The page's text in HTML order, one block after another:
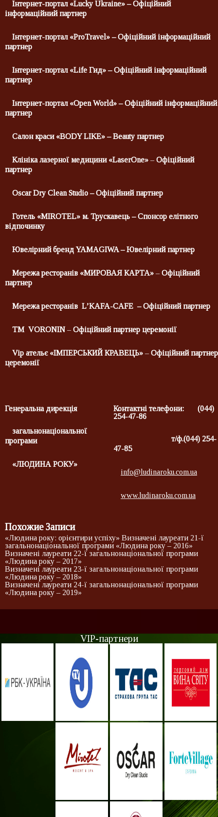
Інтернет-портал «Lucky Ukraine» – Офіційний
інформаційний партнер
Інтернет-портал «ProTravel» – Офіційний інформаційний
партнер
Інтернет-портал «Life Гид» – Офіційний інформаційний
партнер
Інтернет-портал «Open World» – Офіційний інформаційний
партнер
Салон краси «BODY LIKE» –Beauty партнер
Клініка лазерної медицини «LaserОne» – Офіційний
партнер
Oscar Dry Clean Studio – Офіційний партнер
Готель «MIROTEL» м. Трускавець –Спонсор елітного
відпочинку
Ювелірний брендYAMAGIWA– Ювелірний партнер
Мережа ресторанів «МИРОВАЯ КАРТА» – Офіційний
партнер
Мережа ресторанів L’KAFA-CAFE – Офіційний партнер
ТМ VORONIN – Офіційний партнер церемонії
Vip ательє «ІМПЕРСЬКИЙ КРАВЕЦЬ» – Офіційний партнер
церемонії
Генеральна дирекція
загальнонаціональної
програми
«ЛЮДИНА РОКУ»
Контактні телефони: (044)
254-47-86
т/ф.(044) 254-
47-85
info@ludinaroku.com.ua
www.ludinaroku.com.ua
Похожие Записи
«Людина року: орієнтири успіху» Визначені лауреати 21-ї
загальнонаціональної програми «Людина року – 2016»
Визначені лауреати 22-ї загальнонаціональної програми
«Людина року – 2017»
Визначені лауреати 23-ї загальнонаціональної програми
«Людина року – 2018»
Визначені лауреати 24-ї загальнонаціональної програми
«Людина року – 2019»
VIP-партнери